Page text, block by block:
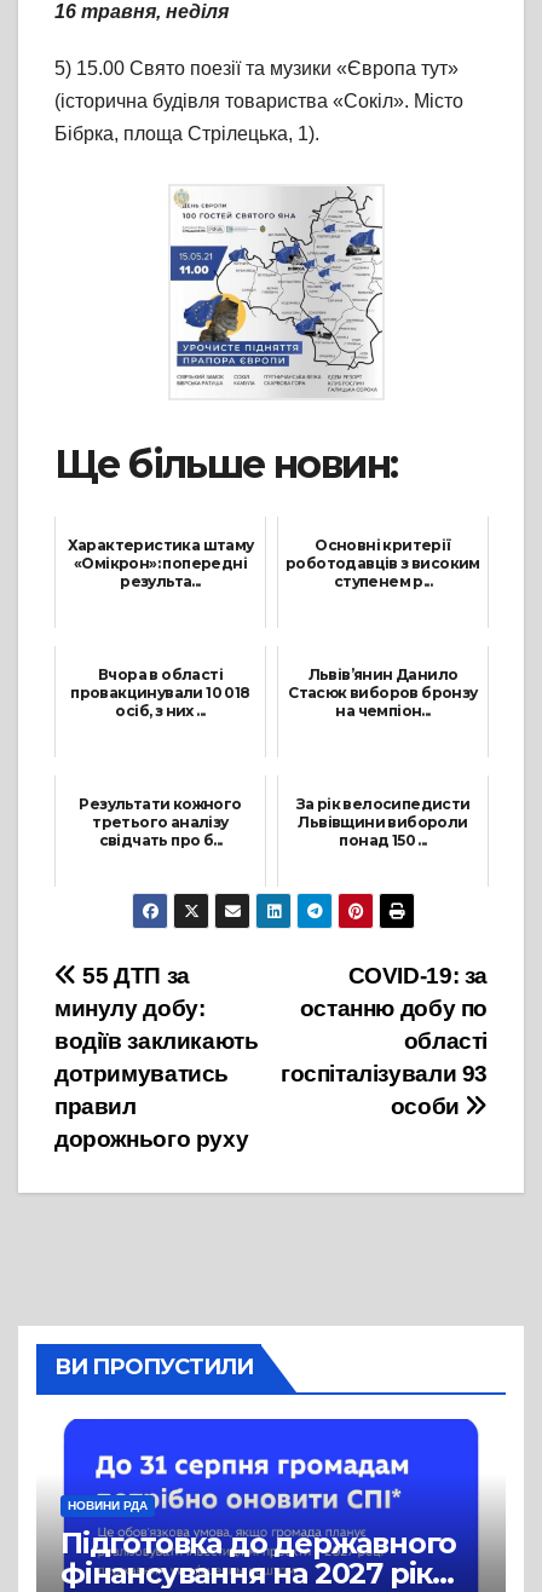
16 травня, неділя
5) 15.00 Свято поезії та музики «Європа тут»
(історична будівля товариства «Сокіл». Місто
Бібрка, площа Стрілецька, 1).
Ще більше новин:
Характеристика штаму
«Омікрон»: попередні
результа...
Основні критерії
роботодавців з високим
ступенем р...
Вчора в області
провакцинували 10 018
осіб, з них ...
Львів’янин Данило
Стасюк виборов бронзу
на чемпіон...
Результати кожного
третього аналізу
свідчать про б...
1 Вересня, 2021
За рік велосипедисти
Львівщини вибороли
понад 150 ...
12 Січня, 2022
Навігація
записів
COVID-19: за
останню добу по
області
госпіталізували 93
особи
55 ДТП за
минулу добу:
водіїв закликають
дотримуватись
правил
дорожнього руху
ВИ ПРОПУСТИЛИ
НОВИНИ РДА
Підготовка до державного
фінансування на 2027 рік